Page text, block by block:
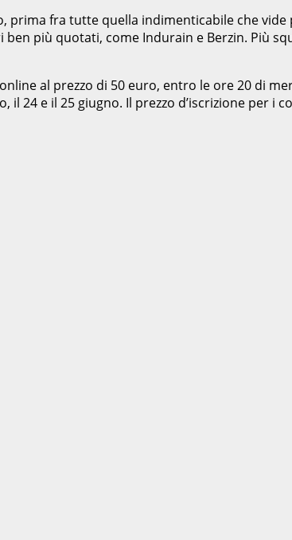
fra tutte quella indimenticabile che vide
più quotati, come Indurain e Berzin. Più
al prezzo di 50 euro, entro le ore 20 di
24 e il 25 giugno. Il prezzo d’iscrizione per i